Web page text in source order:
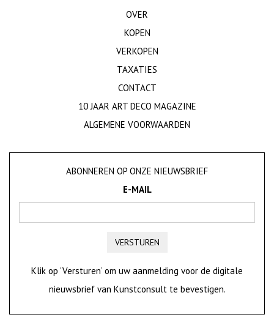
OVER
KOPEN
VERKOPEN
TAXATIES
CONTACT
10 JAAR ART DECO MAGAZINE
ALGEMENE VOORWAARDEN
ABONNEREN OP ONZE NIEUWSBRIEF
E-MAIL
VERSTUREN
Klik op ‘Versturen’ om uw aanmelding voor de digitale
nieuwsbrief van Kunstconsult te bevestigen.